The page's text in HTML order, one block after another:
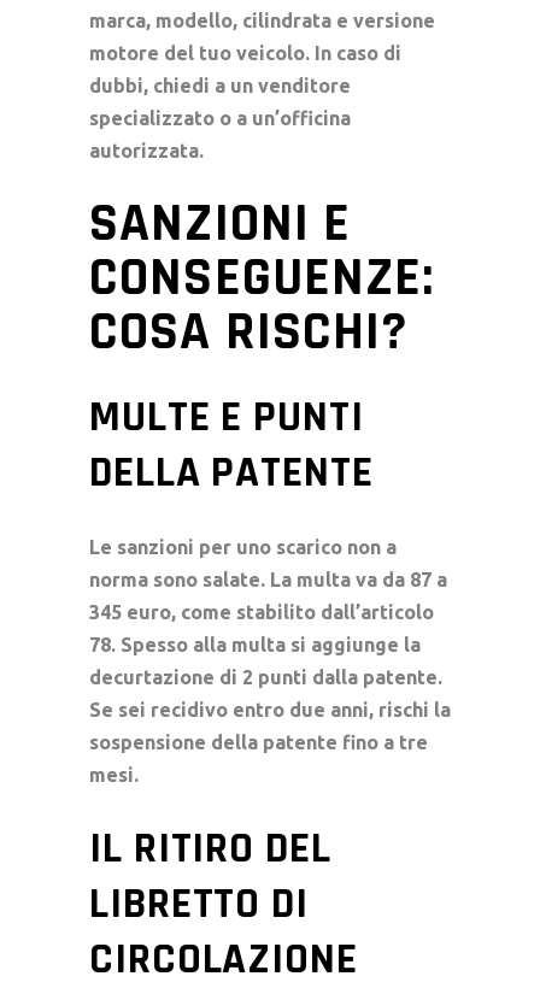
marca, modello, cilindrata e versione
motore del tuo veicolo. In caso di
dubbi, chiedi a un venditore
specializzato o a un’officina
autorizzata.
SANZIONI E
CONSEGUENZE:
COSA RISCHI?
MULTE E PUNTI
DELLA PATENTE
Le sanzioni per uno scarico non a
norma sono salate. La multa va da 87 a
345 euro, come stabilito dall’articolo
78. Spesso alla multa si aggiunge la
decurtazione di 2 punti dalla patente.
Se sei recidivo entro due anni, rischi la
sospensione della patente fino a tre
mesi.
IL RITIRO DEL
LIBRETTO DI
CIRCOLAZIONE